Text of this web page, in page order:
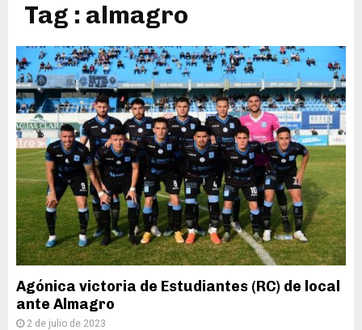
Tag : almagro
Agónica victoria de Estudiantes (RC) de local
ante Almagro
2 de julio de 2023